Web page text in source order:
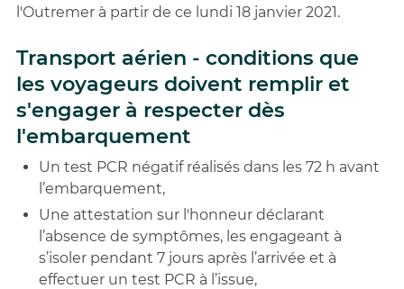
l'Outremer à partir de ce lundi 18 janvier 2021.
Transport aérien - conditions que
les voyageurs doivent remplir et
s'engager à respecter dès
l'embarquement
Un test PCR négatif réalisés dans les 72 h avant
l’embarquement,
Une attestation sur l'honneur déclarant
l’absence de symptômes, les engageant à
s’isoler pendant 7 jours après l’arrivée et à
effectuer un test PCR à l’issue,